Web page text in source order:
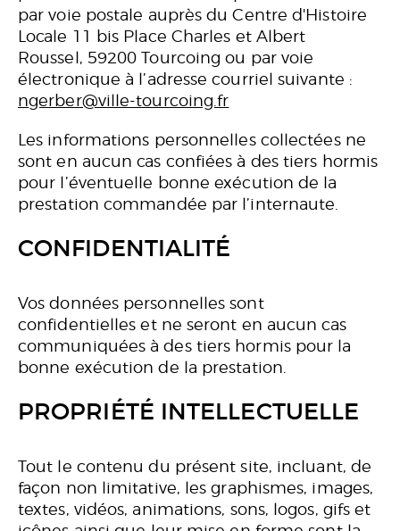
par voie postale auprès du Centre d'Histoire
Locale 11 bis Place Charles et Albert
Roussel, 59200 Tourcoing ou par voie
électronique à l’adresse courriel suivante :
ngerber@ville-tourcoing.fr
Les informations personnelles collectées ne
sont en aucun cas confiées à des tiers hormis
pour l’éventuelle bonne exécution de la
prestation commandée par l’internaute.
CONFIDENTIALITÉ
Vos données personnelles sont
confidentielles et ne seront en aucun cas
communiquées à des tiers hormis pour la
bonne exécution de la prestation.
PROPRIÉTÉ INTELLECTUELLE
Tout le contenu du présent site, incluant, de
façon non limitative, les graphismes, images,
textes, vidéos, animations, sons, logos, gifs et